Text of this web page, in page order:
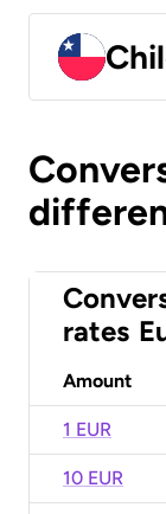
rates
Amount
1 EUR
10 EUR